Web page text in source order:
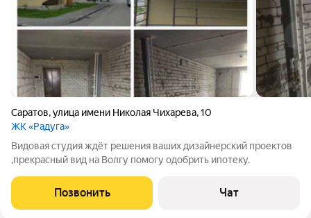
Саратов,улица имени Николая Чихарева,10
ЖК «Радуга»
Видовая студия ждёт решения ваших дизайнерский проектов
,прекрасный вид на Волгу помогу одобрить ипотеку.
Позвонить Чат